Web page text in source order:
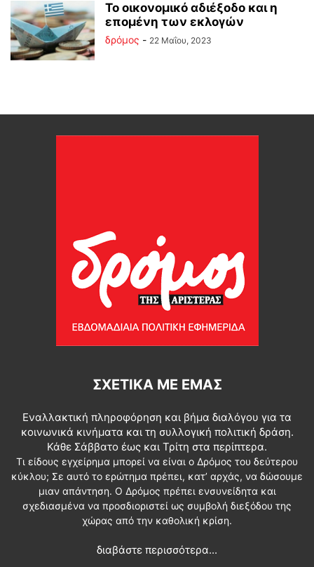
Το οικονομικό αδιέξοδο και η
επομένη των εκλογών
δρόμος - 22 Μαΐου, 2023
ΣΧΕΤΙΚΆ ΜΕ ΕΜΆΣ
Εναλλακτική πληροφόρηση και βήμα διαλόγου για τα
κοινωνικά κινήματα και τη συλλογική πολιτική δράση.
Κάθε Σάββατο έως και Τρίτη στα περίπτερα.
Τι είδους εγχείρημα μπορεί να είναι ο Δρόμος του δεύτερου
κύκλου; Σε αυτό το ερώτημα πρέπει, κατ’ αρχάς, να δώσουμε
μιαν απάντηση. Ο Δρόμος πρέπει ενσυνείδητα και
σχεδιασμένα να προσδιοριστεί ως συμβολή διεξόδου της
χώρας από την καθολική κρίση.
διαβάστε περισσότερα...